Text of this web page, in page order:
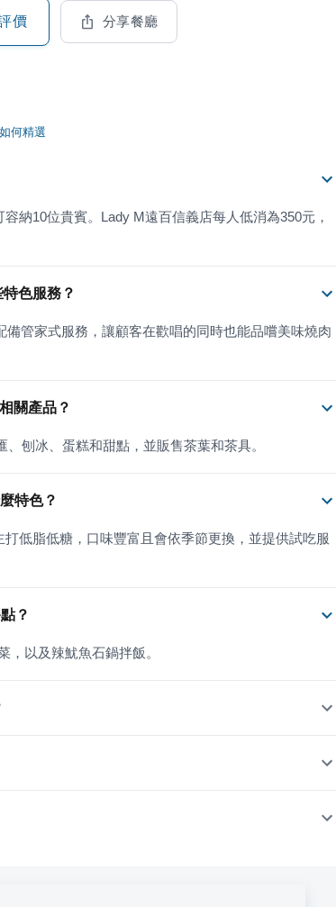
價 分享餐廳
何精選
納10位貴賓。Lady M遠百信義店每人低消為350元，
色服務？
管家式服務，讓顧客在歡唱的同時也能品嚐美味燒肉
關產品？
刨冰、蛋糕和甜點，並販售茶葉和茶具。
特色？
低脂低糖，口味豐富且會依季節更換，並提供試吃服
？
以及辣魷魚石鍋拌飯。